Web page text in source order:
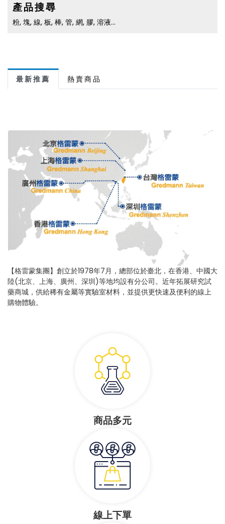
產品搜尋
粉, 塊, 線, 板, 棒, 管, 網, 膠, 溶液…
最新推薦 熱賣商品
【格雷蒙集團】創立於1978年7月，總部位於臺北，在香港、中國大
陸(北京、上海、廣州、深圳)等地均設有分公司。近年拓展研究試
藥商城，供給稀有金屬等實驗室材料，並提供更快速及便利的線上
購物體驗。
商品多元
線上下單